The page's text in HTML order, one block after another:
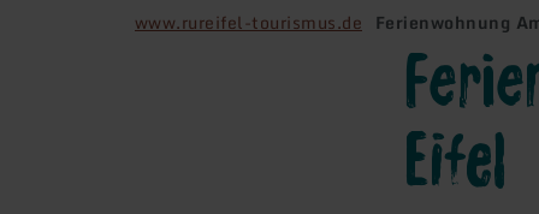
www.rureifel-tourismus.de Ferienwohnung
Eifel